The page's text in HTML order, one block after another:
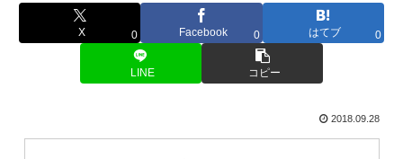
X 0 Facebook 0 はてブ 0
LINE コピー
2018.09.28